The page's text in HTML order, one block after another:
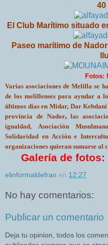
40
El Club Marítimo situado
Paseo marítimo de
Fotos:
Varias asociaciones de Melilla se
de los melillenses para ayudar a
últimos días en Midar, Dar
provincia de Nador,las
igualdad, Asociación
Solidaridad en Acción e
organizaciones quieran sumarse al
Galería de
elinformaldefran en 12:27
No hay comentarios:
Publicar un comentario
Deja tu opinion, todos los